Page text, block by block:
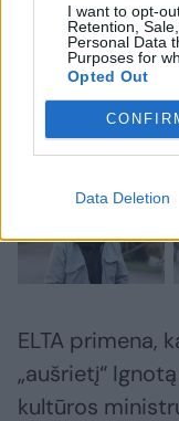
I want to opt-
Retention,
Personal Data
Purposes for
Opted Out
Data Deletion
ELTA primena,
„aušrietį“
kultūros